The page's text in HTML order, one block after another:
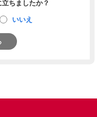
ちましたか？
いいえ